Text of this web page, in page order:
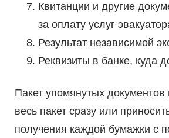
Квитанции и другие
за оплату услуг
Результат независимой
Реквизиты в банке, куда
Пакет упомянутых
весь пакет сразу или
получения каждой бумажки с